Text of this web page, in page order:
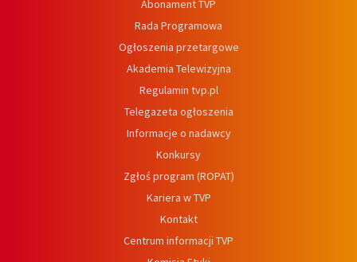
Abonament TVP
Rada Programowa
Ogłoszenia przetargowe
Akademia Telewizyjna
Regulamin tvp.pl
Telegazeta ogłoszenia
Informacje o nadawcy
Konkursy
Zgłoś program (ROPAT)
Kariera w TVP
Kontakt
Centrum informacji TVP